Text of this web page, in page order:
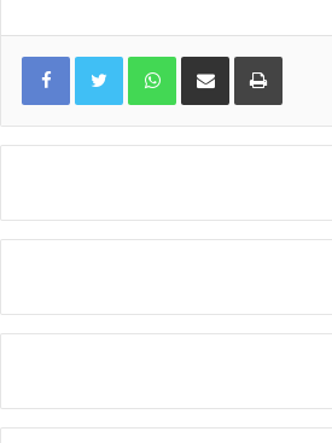
WhatsAppCompartir por correo electrónicoImprimir